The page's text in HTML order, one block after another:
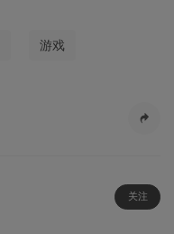
游戏
关注